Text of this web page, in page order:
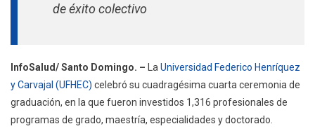
de éxito colectivo
InfoSalud/ Santo Domingo. – La Universidad Federico Henríquez
y Carvajal (UFHEC) celebró su cuadragésima cuarta ceremonia de
graduación, en la que fueron investidos 1,316 profesionales de
programas de grado, maestría, especialidades y doctorado.